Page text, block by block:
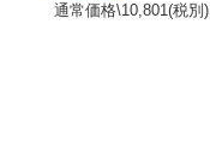
通常価格\10,801(税別)